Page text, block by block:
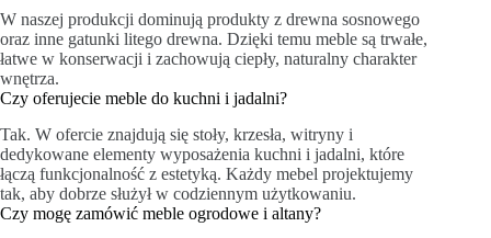
W naszej produkcji dominują produkty z drewna sosnowego
oraz inne gatunki litego drewna. Dzięki temu meble są trwałe,
łatwe w konserwacji i zachowują ciepły, naturalny charakter
wnętrza.
Czy oferujecie meble do kuchni i jadalni?
Tak. W ofercie znajdują się stoły, krzesła, witryny i
dedykowane elementy wyposażenia kuchni i jadalni, które
łączą funkcjonalność z estetyką. Każdy mebel projektujemy
tak, aby dobrze służył w codziennym użytkowaniu.
Czy mogę zamówić meble ogrodowe i altany?